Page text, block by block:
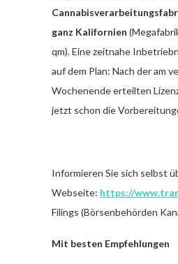
ganz Kalifornien
qm). Eine zeitnahe
auf dem Plan: Nach der am
Wochenende erteilten
jetzt schon die
Informieren Sie sich selbst
Webseite: https://
Filings (Börsenbehörden
Mit besten Empfehlungen